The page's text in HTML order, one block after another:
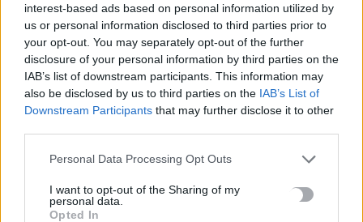
interest-based ads based on personal information utilized by
us or personal information disclosed to third parties prior to
your opt-out. You may separately opt-out of the further
disclosure of your personal information by third parties on the
IAB’s list of downstream participants. This information may
also be disclosed by us to third parties on the IAB’s List of
Downstream Participants that may further disclose it to other
Personal Data Processing Opt Outs
I want to opt-out of the Sharing of my
personal data.
Opted In
Νέα χρηματοδότηση 1,5 εκατ. ευρώ για διαπλάτυνση του
Αγιοβασιλιώτικου Παραλιακού Δρόμου
6 Αυγούστου, 2026
Τι δείχνει η ιατροδικαστική εξέταση για τα αίτια θανάτου του
90χρονου που εντοπίστηκε μέσα σε καταψύκτη
6 Αυγούστου, 2026
6 Αυγούστου, 2026